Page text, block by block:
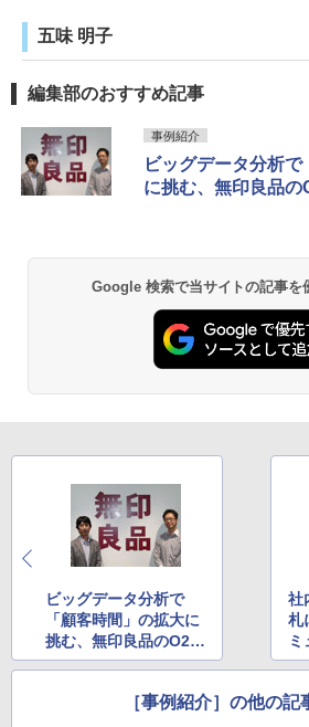
五味 明子
編集部のおすすめ記事
事例紹介
ビッグデータ分析
に挑む、無印良品の
Google 検索で当サイトの記事を
ビッグデータ分析で
「顧客時間」の拡大に
挑む、無印良品のO2O
戦略
社
札
性
［事例紹介］の他の記